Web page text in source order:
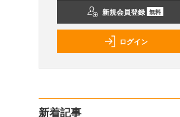
新規会員登録 無料
ログイン
新着記事